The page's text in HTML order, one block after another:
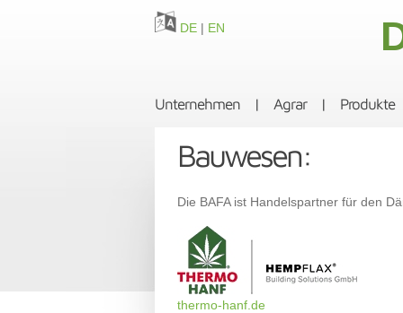
DE | EN
Unternehmen | Agrar | Produkte
Bauwesen:
Die BAFA ist Handelspartner für den
thermo-hanf.de